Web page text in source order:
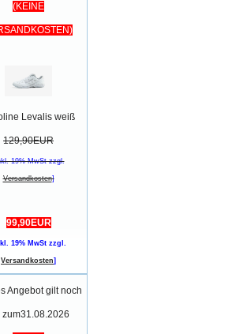
(KEINE
Levalis weiß
129,90EUR
19% MwSt zzgl.
Versandkosten]
99,90EUR
19% MwSt zzgl.
Versandkosten]
Angebot gilt noch
zum31.08.2026